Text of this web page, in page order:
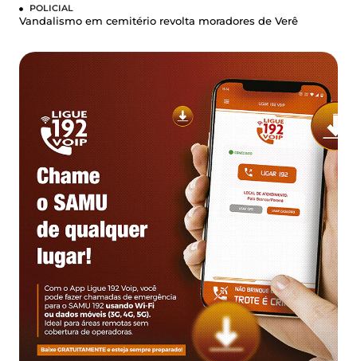
POLICIAL
Vandalismo em cemitério revolta moradores de Verê